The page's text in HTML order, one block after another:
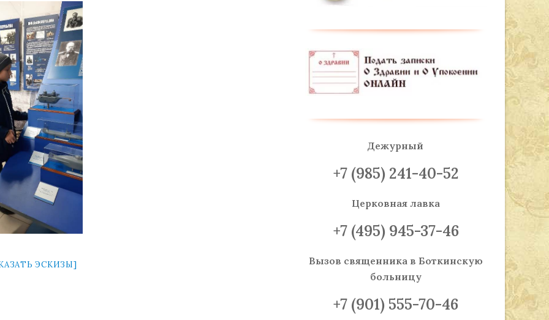
ЭСКИЗЫ]
Дежурный
+7 (985) 241-40-52
Церковная лавка
+7 (495) 945-37-46
Вызов священника в Боткинскую
больницу
+7 (901) 555-70-46